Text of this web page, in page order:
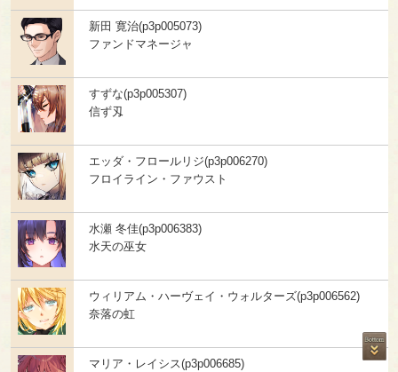
新田 寛治(p3p005073)
ファンドマネージャ
すずな(p3p005307)
信ず刄
エッダ・フロールリジ(p3p006270)
フロイライン・ファウスト
水瀬 冬佳(p3p006383)
水天の巫女
ウィリアム・ハーヴェイ・ウォルターズ(p3p006562)
奈落の虹
マリア・レイシス(p3p006685)